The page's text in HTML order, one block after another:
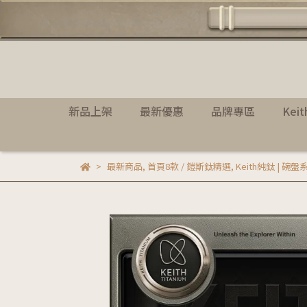
新品上架 最新優惠 品牌專區
最新商品, 首頁8款 / 鎧斯鈦精選, Keith純鈦 | 碗盤